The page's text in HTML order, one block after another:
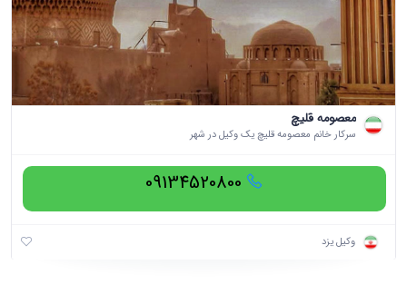
معصومه قلیچ
سرکار خانم معصومه قلیچ یک وکیل در شهر
09134520800
وکیل یزد